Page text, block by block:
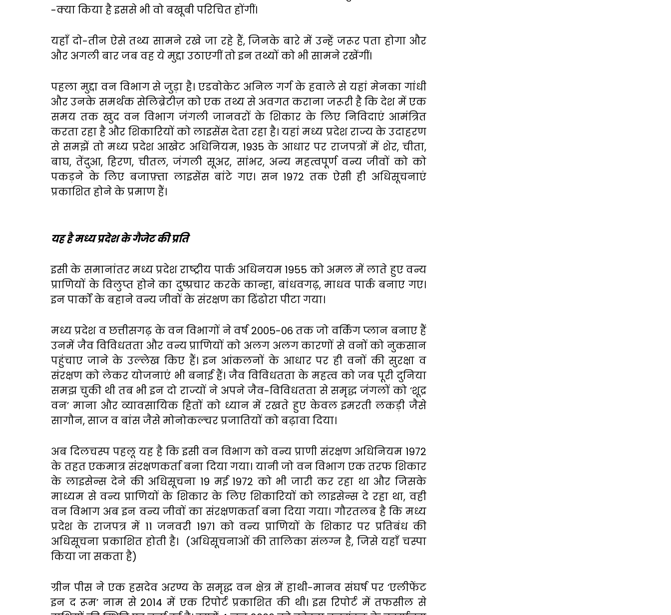
-क्या किया है इससे भी वो बखूबी परिचित होंगीं।
यहाँ दो-तीन ऐसे तथ्य सामने रखे जा रहे हैं, जिनके बारे में उन्हें जरूर पता होगा और
और अगली बार जब वह ये मुद्दा उठाएगीं तो इन तथ्यों को भी सामने रखेंगीं।
पहला मुद्दा वन विभाग से जुड़ा है। एडवोकेट अनिल गर्ग के हवाले से यहां मेनका गांधी
और उनके समर्थक सेलिब्रेटीज़ को एक तथ्य से अवगत कराना जरूरी है कि देश में एक
समय तक खुद वन विभाग जंगली जानवरों के शिकार के लिए निविदाएं आमंत्रित
करता रहा है और शिकारियों को लाइसेंस देता रहा है। यहां मध्य प्रदेश राज्य के उदाहरण
से समझें तो मध्य प्रदेश आखेट अधिनियम, 1935 के आधार पर राजपत्रों में शेर, चीता,
बाघ, तेंदुआ, हिरण, चीतल, जंगली सूअर, सांभर, अन्य महत्वपूर्ण वन्य जीवों को को
पकड़ने के लिए बजाफ़्ता लाइसेंस बांटे गए। सन 1972 तक ऐसी ही अधिसूचनाएं
प्रकाशित होने के प्रमाण हैं।
यह है मध्य प्रदेश के गैजेट की प्रति
इसी के समानांतर मध्य प्रदेश राष्ट्रीय पार्क अधिनयम 1955 को अमल में लाते हुए वन्य
प्राणियों के विलुप्त होने का दुष्प्रचार करके कान्हा, बांधवगढ़, माधव पार्क बनाए गए।
इन पार्कों के बहाने वन्य जीवों के संरक्षण का ढिंढोरा पीटा गया।
मध्य प्रदेश व छत्तीसगढ़ के वन विभागों ने वर्ष 2005-06 तक जो वर्किंग प्लान बनाए हैं
उनमें जैव विविधतता और वन्य प्राणियों को अलग अलग कारणों से वनों को नुकसान
पहुंचाए जाने के उल्लेख किए हैं। इन आंकलनों के आधार पर ही वनों की सुरक्षा व
संरक्षण को लेकर योजनाएं भी बनाई हैं। जैव विविधतता के महत्व को जब पूरी दुनिया
समझ चुकी थी तब भी इन दो राज्यों ने अपने जैव-विविधतता से समृद्ध जंगलों को ‘शूद्र
वन’ माना और व्यावसायिक हितों को ध्यान में रखते हुए केवल इमरती लकड़ी जैसे
सागौन, साज व बांस जैसे मोनोकल्चर प्रजातियों को बढ़ावा दिया।
अब दिलचस्प पहलू यह है कि इसी वन विभाग को वन्य प्राणी संरक्षण अधिनियम 1972
के तहत एकमात्र संरक्षणकर्ता बना दिया गया। यानी जो वन विभाग एक तरफ शिकार
के लाइसेन्स देने की अधिसूचना 19 मई 1972 को भी जारी कर रहा था और जिसके
माध्यम से वन्य प्राणियों के शिकार के लिए शिकारियों को लाइसेन्स दे रहा था, वही
वन विभाग अब इन वन्य जीवों का संरक्षणकर्ता बना दिया गया। गौरतलब है कि मध्य
प्रदेश के राजपत्र में 11 जनवरी 1971 को वन्य प्राणियों के शिकार पर प्रतिबंध की
अधिसूचना प्रकाशित होती है। (अधिसूचनाओं की तालिका संलग्न है, जिसे यहाँ चस्पा
किया जा सकता है)
ग्रीन पीस ने एक हसदेव अरण्य के समृद्ध वन क्षेत्र में हाथी-मानव संघर्ष पर ‘एलीफेंट
इन द रूम’ नाम से 2014 में एक रिपोर्ट प्रकाशित की थी। इस रिपोर्ट में तफसील से